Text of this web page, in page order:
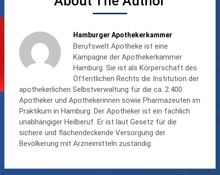
Hamburger Apothekerkammer
Berufswelt Apotheke ist eine
Kampagne der Apothekerkammer
Hamburg. Sie ist als Körperschaft des
Öffentlichen Rechts die Institution der
apothekerlichen Selbstverwaltung für die ca. 2.400
Apotheker und Apothekerinnen sowie Pharmazeuten im
Praktikum in Hamburg. Der Apotheker ist ein fachlich
unabhängiger Heilberuf. Er ist laut Gesetz für die
sichere und flächendeckende Versorgung der
Bevölkerung mit Arzneimitteln zuständig.